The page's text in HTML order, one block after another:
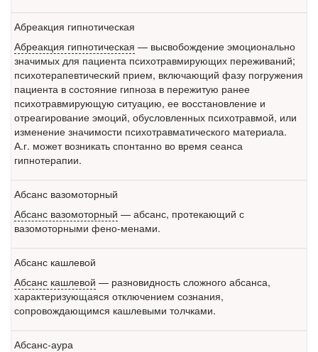
Абреакция гипнотическая
Абреакция гипнотическая — высвобождение эмоционально
значимых для пациента психотравмирующих переживаний;
психотерапевтический прием, включающий фазу погружения
пациента в состояние гипноза в пережитую ранее
психотравмирующую ситуацию, ее восстановление и
отреагирование эмоций, обусловленных психотравмой, или
изменение значимости психотравматического материала.
А.г. может возникать спонтанно во время сеанса
гипнотерапии.
Абсанс вазомоторный
Абсанс вазомоторный — абсанс, протекающий с
вазомоторными фено-менами.
Абсанс кашлевой
Абсанс кашлевой — разновидность сложного абсанса,
характеризующаяся отключением сознания,
сопровождающимся кашлевыми толчками.
Абсанс-аура